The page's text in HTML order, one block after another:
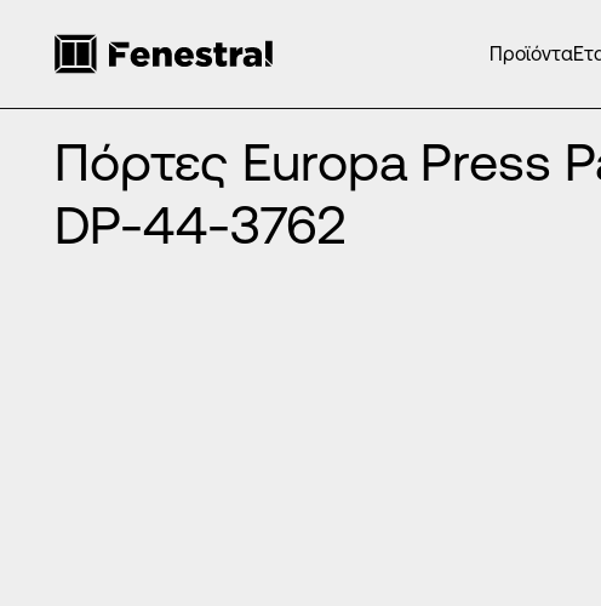
Προϊόντα
ΑΡΧΙΚΉ ΠΡΟΪΌΝΤΑ/ΠΌΡΤΕΣ ΕΙΣΌΔΟΥ ΑΛΟΥΜΙΝΊΟΥ ΠΌΡΤΕΣ
Πόρτες Europa Press
DP-44-3762